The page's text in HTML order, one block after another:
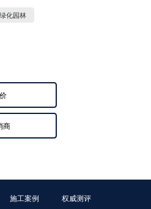
绿化园林
商
施工案例 权威测评